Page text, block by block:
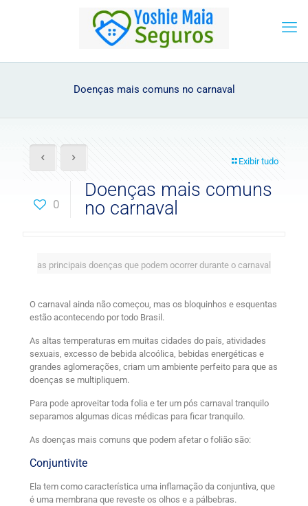
Doenças mais comuns no carnaval
Exibir tudo
0
Doenças mais comuns
no carnaval
as principais doenças que podem ocorrer durante o carnaval
O carnaval ainda não começou, mas os bloquinhos e esquentas
estão acontecendo por todo Brasil.
As altas temperaturas em muitas cidades do país, atividades
sexuais, excesso de bebida alcoólica, bebidas energéticas e
grandes aglomerações, criam um ambiente perfeito para que as
doenças se multipliquem.
Para pode aproveitar toda folia e ter um pós carnaval tranquilo
separamos algumas dicas médicas para ficar tranquilo.
As doenças mais comuns que podem afetar o folião são:
Conjuntivite
Ela tem como característica uma inflamação da conjuntiva, que
é uma membrana que reveste os olhos e a pálbebras.